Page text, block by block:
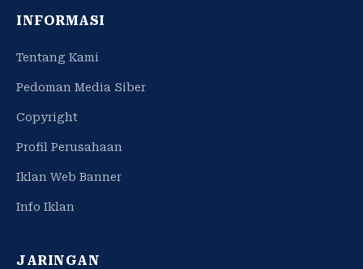
INFORMASI
Tentang Kami
Pedoman Media Siber
Copyright
Profil Perusahaan
Iklan Web Banner
Info Iklan
JARINGAN